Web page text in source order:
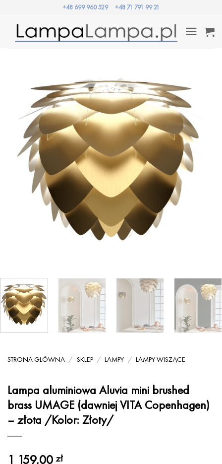
zawartości
+48 699 960 529 +48 71 791 99 21
STRONA GŁÓWNA / SKLEP / LAMPY / LAMPY WISZĄCE
Lampa aluminiowa Aluvia mini brushed
brass UMAGE (dawniej VITA Copenhagen)
– złota /Kolor: Złoty/
1 159,00zł